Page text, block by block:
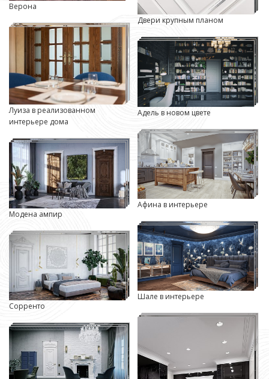
Верона
Луиза в реализованном
интерьере дома
Модена ампир
Сорренто
Двери крупным планом
Адель в новом цвете
Афина в интерьере
Шале в интерьере